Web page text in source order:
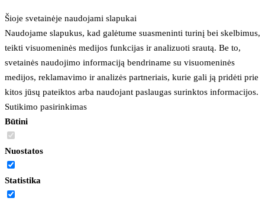
Šioje svetainėje naudojami slapukai
Naudojame slapukus, kad galėtume suasmeninti turinį bei skelbimus,
teikti visuomeninės medijos funkcijas ir analizuoti srautą. Be to,
svetainės naudojimo informaciją bendriname su visuomeninės
medijos, reklamavimo ir analizės partneriais, kurie gali ją pridėti prie
kitos jūsų pateiktos arba naudojant paslaugas surinktos informacijos.
Sutikimo pasirinkimas
Būtini
Nuostatos
Statistika